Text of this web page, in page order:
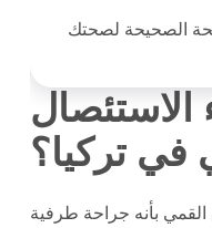
الصحيحة لصحتك
الاستئصال
في تركيا؟
القمي بأنه جراحة طرفية